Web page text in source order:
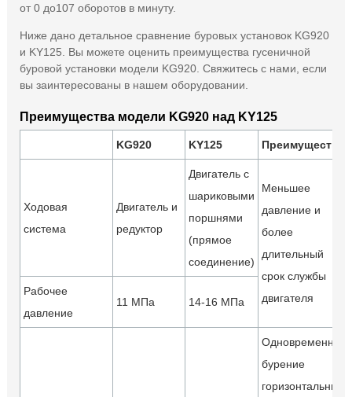
от 0 до107 оборотов в минуту.
Ниже дано детальное сравнение буровых установок KG920
и KY125. Вы можете оценить преимущества гусеничной
буровой установки модели KG920. Свяжитесь с нами, если
вы заинтересованы в нашем оборудовании.
Преимущества модели KG920 над KY125
KG920 KY125 Преимущества
Ходовая
система
Двигатель и
редуктор
Двигатель с
шариковыми
поршнями
(прямое
соединение)
Меньшее
давление и
более
длительный
срок службы
двигателя
Рабочее
давление
11 МПа 14-16 МПа
Одновременное
бурение
горизонтальных